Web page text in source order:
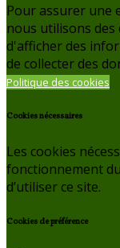
Pour assurer une
nous utilisons des
d'afficher des
de collecter des
Politique des cookies
Cookies nécessaires
Les cookies
fonctionnement
d’utiliser ce site.
Cookies de préférence